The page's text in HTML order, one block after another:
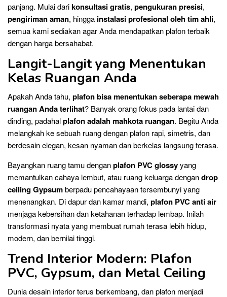
panjang. Mulai darikonsultasi gratis, pengukuran presisi,
pengiriman aman, hingga instalasi profesional oleh tim ahli,
semua kami sediakan agar Anda mendapatkan plafon terbaik
dengan harga bersahabat.
Langit-Langit yang Menentukan
Kelas Ruangan Anda
Apakah Anda tahu, plafon bisa menentukan seberapa mewah
ruangan Anda terlihat? Banyak orang fokus pada lantai dan
dinding, padahalplafon adalah mahkota ruangan. Begitu Anda
melangkah ke sebuah ruang dengan plafon rapi, simetris, dan
berdesain elegan, kesan nyaman dan berkelas langsung terasa.
Bayangkan ruang tamu denganplafon PVC glossyyang
memantulkan cahaya lembut, atau ruang keluarga dengandrop
ceiling Gypsumberpadu pencahayaan tersembunyi yang
menenangkan. Di dapur dan kamar mandi, plafon PVC anti air
menjaga kebersihan dan ketahanan terhadap lembap. Inilah
transformasi nyata yang membuat rumah terasa lebih hidup,
modern, dan bernilai tinggi.
Trend Interior Modern: Plafon
PVC, Gypsum, dan Metal Ceiling
Dunia desain interior terus berkembang, dan plafon menjadi